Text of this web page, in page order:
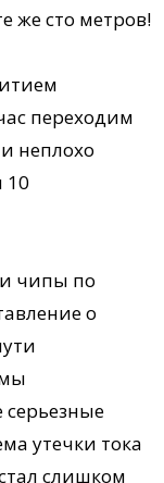
же сто метров!
переходим
неплохо
10
чипы по
о
утечки тока
слишком